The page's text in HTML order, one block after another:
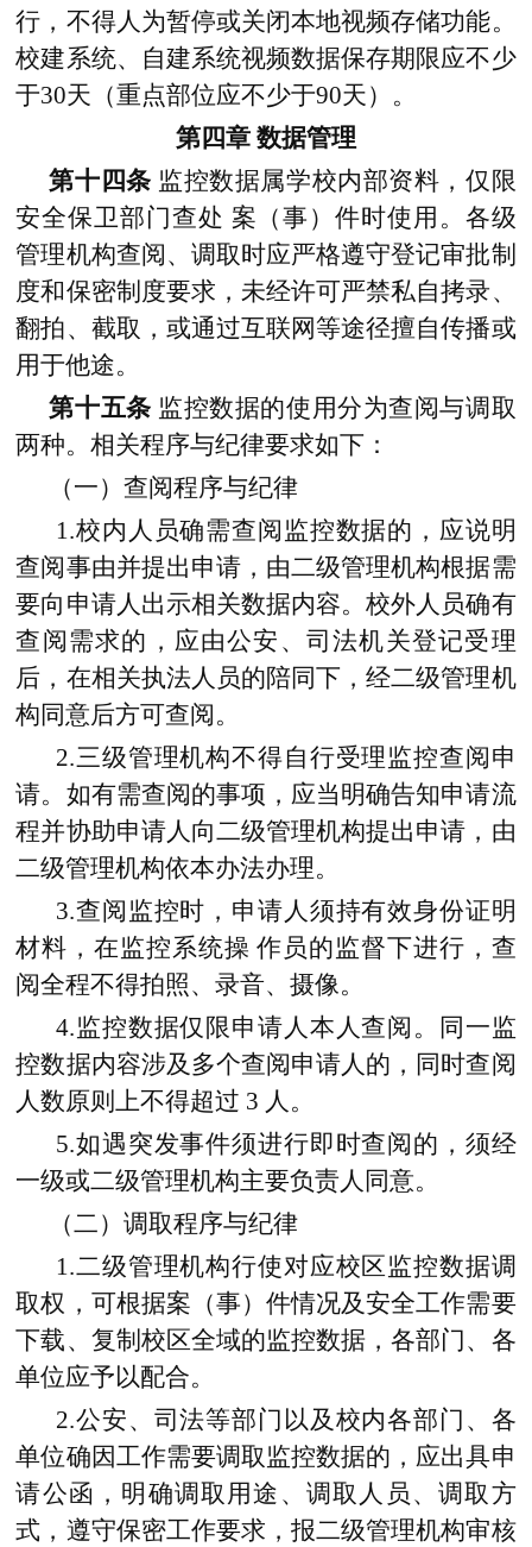
行，不得人为暂停或关闭本地视频存储功能。
校建系统、自建系统视频数据保存期限应不少
于30天（重点部位应不少于90天）。
第四章 数据管理
第十四条 监控数据属学校内部资料，仅限
安全保卫部门查处 案（事）件时使用。各级
管理机构查阅、调取时应严格遵守登记审批制
度和保密制度要求，未经许可严禁私自拷录、
翻拍、截取，或通过互联网等途径擅自传播或
用于他途。
第十五条 监控数据的使用分为查阅与调取
两种。相关程序与纪律要求如下：
（一）查阅程序与纪律
1.校内人员确需查阅监控数据的，应说明
查阅事由并提出申请，由二级管理机构根据需
要向申请人出示相关数据内容。校外人员确有
查阅需求的，应由公安、司法机关登记受理
后，在相关执法人员的陪同下，经二级管理机
构同意后方可查阅。
2.三级管理机构不得自行受理监控查阅申
请。如有需查阅的事项，应当明确告知申请流
程并协助申请人向二级管理机构提出申请，由
二级管理机构依本办法办理。
3.查阅监控时，申请人须持有效身份证明
材料，在监控系统操 作员的监督下进行，查
阅全程不得拍照、录音、摄像。
4.监控数据仅限申请人本人查阅。同一监
控数据内容涉及多个查阅申请人的，同时查阅
人数原则上不得超过 3 人。
5.如遇突发事件须进行即时查阅的，须经
一级或二级管理机构主要负责人同意。
（二）调取程序与纪律
1.二级管理机构行使对应校区监控数据调
取权，可根据案（事）件情况及安全工作需要
下载、复制校区全域的监控数据，各部门、各
单位应予以配合。
2.公安、司法等部门以及校内各部门、各
单位确因工作需要调取监控数据的，应出具申
请公函，明确调取用途、调取人员、调取方
式，遵守保密工作要求，报二级管理机构审核